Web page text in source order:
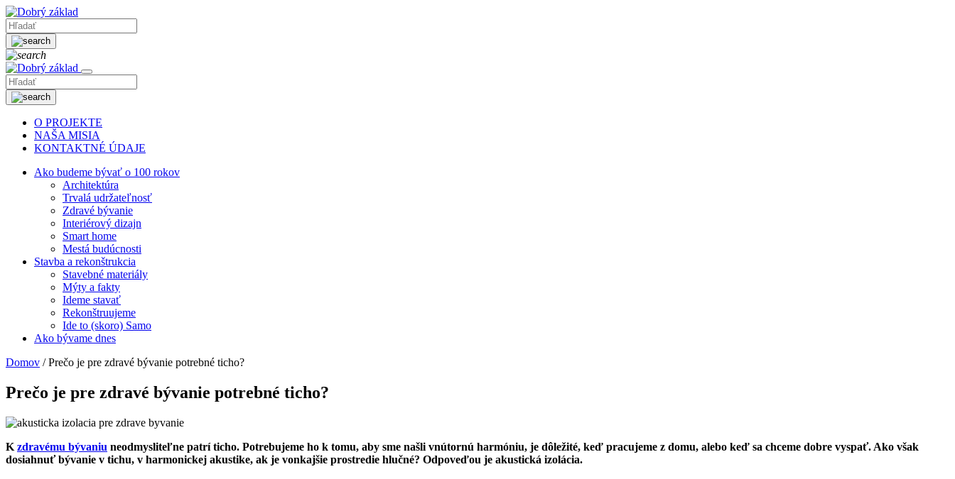
O PROJEKTE
NAŠA MISIA
KONTAKTNÉ ÚDAJE
Ako budeme bývať o 100 rokov
Architektúra
Trvalá udržateľnosť
Zdravé bývanie
Interiérový dizajn
Smart home
Mestá budúcnosti
Stavba a rekonštrukcia
Stavebné materiály
Mýty a fakty
Ideme stavať
Rekonštruujeme
Ide to (skoro) Samo
Ako bývame dnes
Domov /Prečo je pre zdravé bývanie potrebné ticho?
Prečo je pre zdravé bývanie potrebné ticho?
K zdravému bývaniu neodmysliteľne patrí ticho. Potrebujeme ho k tomu, aby sme našli vnútornú harmóniu, je dôležité, keď pracujeme z domu, alebo keď sa chceme dobre vyspať. Ako však
dosiahnuť bývanie v tichu, v harmonickej akustike, ak je vonkajšie prostredie hlučné? Odpoveďou je akustická izolácia.